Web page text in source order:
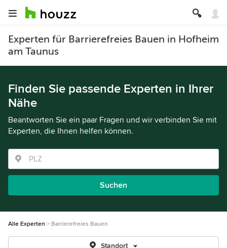
Experten für Barrierefreies Bauen in Hofheim
am Taunus
Finden Sie passende Experten in Ihrer
Nähe
Beantworten Sie ein paar Fragen und wir verbinden Sie mit
Experten, die Ihnen helfen können.
Suchen
Alle Experten Barrierefreies Bauen
Standort